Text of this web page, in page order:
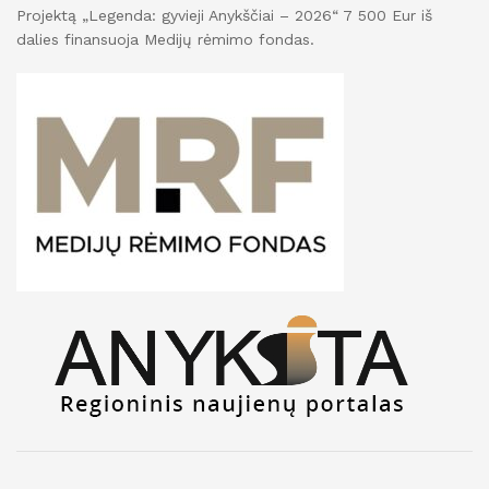
Projektą „Legenda: gyvieji Anykščiai – 2026“ 7 500 Eur iš
dalies finansuoja Medijų rėmimo fondas.